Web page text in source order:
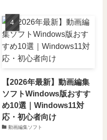
【2026年最新】動画編集
ソフトWindows版おすす
め10選｜Windows11対
応・初心者向け
動画編集ソフト